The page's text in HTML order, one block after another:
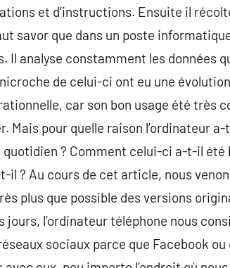
et d’instructions. Ensuite il
savor que dans un poste
Il analyse constamment les données
de celui-ci ont eu une
car son bon usage été très
Mais pour quelle raison l’ordinateur
? Comment celui-ci a-t-il été
? Au cours de cet article, nous
plus que possible des versions
jours, l’ordinateur téléphone nous
sociaux parce que Facebook